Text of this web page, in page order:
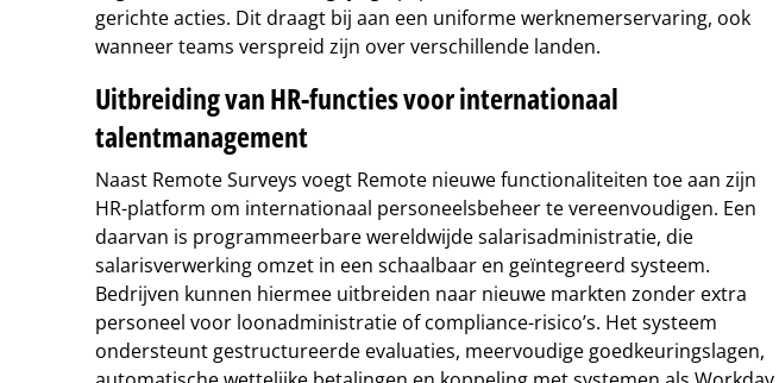
gerichte acties. Dit draagt bij aan een uniforme werknemerservaring, ook
wanneer teams verspreid zijn over verschillende landen.
Uitbreiding van HR-functies voor internationaal
talentmanagement
Naast Remote Surveys voegt Remote nieuwe functionaliteiten toe aan zijn
HR-platform om internationaal personeelsbeheer te vereenvoudigen. Een
daarvan is programmeerbare wereldwijde salarisadministratie, die
salarisverwerking omzet in een schaalbaar en geïntegreerd systeem.
Bedrijven kunnen hiermee uitbreiden naar nieuwe markten zonder extra
personeel voor loonadministratie of compliance-risico’s. Het systeem
ondersteunt gestructureerde evaluaties, meervoudige goedkeuringslagen,